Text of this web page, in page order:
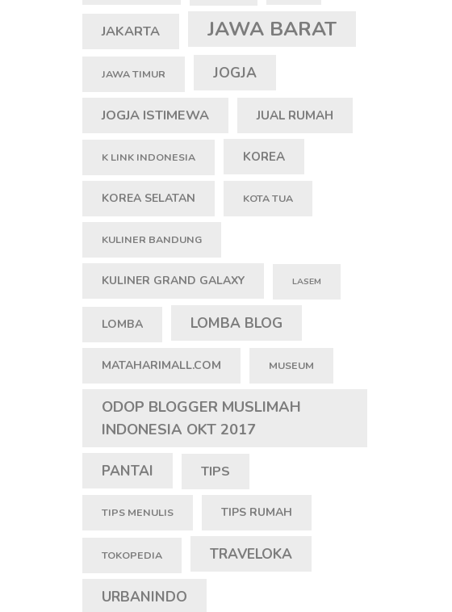
JAKARTA JAWA BARAT
JAWA TIMUR JOGJA
JOGJA ISTIMEWA JUAL RUMAH
K LINK INDONESIA KOREA
KOREA SELATAN KOTA TUA
KULINER BANDUNG
KULINER GRAND GALAXY LASEM
LOMBA LOMBA BLOG
MATAHARIMALL.COM MUSEUM
ODOP BLOGGER MUSLIMAH
INDONESIA OKT 2017
PANTAI TIPS
TIPS MENULIS TIPS RUMAH
TOKOPEDIA TRAVELOKA
URBANINDO